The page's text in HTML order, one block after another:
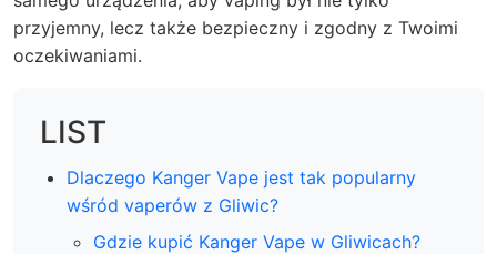
przyjemny, lecz także bezpieczny i zgodny z Twoimi
oczekiwaniami.
LIST
Dlaczego Kanger Vape jest tak popularny
wśród vaperów z Gliwic?
Gdzie kupić Kanger Vape w Gliwicach?